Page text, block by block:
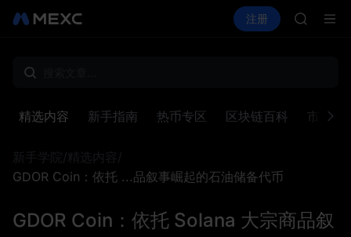
SPCX 理财 活
注册
AAOI
SKYAI
精选内容 新手指南 热币专区 区块链百科 市场洞
新手学院 /精选内容/
GDOR Coin：依托 ...品叙事崛起的石油储备代币
GDOR Coin：依托 Solana 大宗商品叙